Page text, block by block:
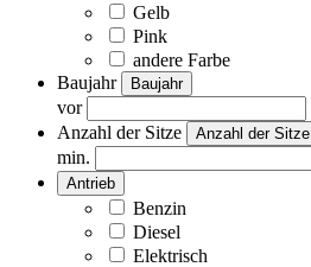
Gelb
Pink
andere Farbe
Baujahr
Baujahr
vor
Anzahl der Sitze
Anzahl der Sitze
min.
Antrieb
Benzin
Diesel
Elektrisch